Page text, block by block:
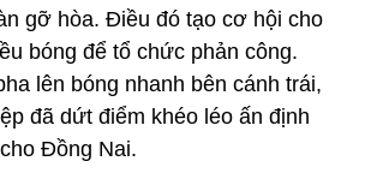
gỡ hòa. Điều đó tạo cơ hội cho
bóng để tổ chức phản công.
lên bóng nhanh bên cánh trái,
đã dứt điểm khéo léo ấn định
Đồng Nai.